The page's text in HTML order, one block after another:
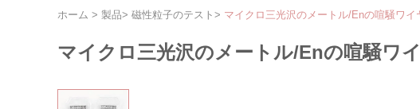
ホーム > 製品> 磁性粒子のテスト > マイクロ三光沢のメートル/Enの喧騒ワ
マイクロ三光沢のメートル/Enの喧騒ワ